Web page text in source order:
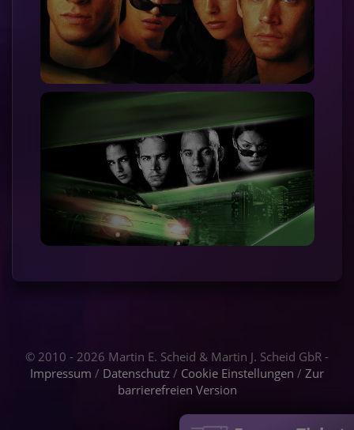
© 2010 - 2026 Martin E. Scheid & Martin J. Scheid GbR -
Impressum / Datenschutz / Cookie Einstellungen / Zur
barrierefreien Version